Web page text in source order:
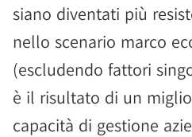
siano diventati più
nello scenario marco
(escludendo fattori
è il risultato di un
capacità di gestione